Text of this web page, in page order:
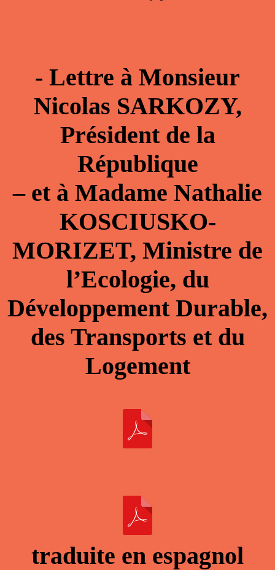
- Lettre à Monsieur
Nicolas SARKOZY,
Président de la
République
–et à Madame Nathalie
KOSCIUSKO-
MORIZET, Ministre de
l’Ecologie, du
Développement Durable,
des Transports et du
Logement
traduite en espagnol